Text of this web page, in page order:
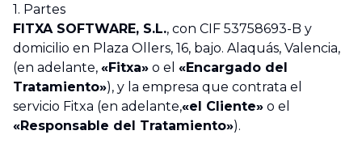
1. Partes
FITXA SOFTWARE, S.L., con CIF 53758693-B y
domicilio en Plaza Ollers, 16, bajo. Alaquás, Valencia,
(en adelante, «Fitxa» o el «Encargado del
Tratamiento»), y la empresa que contrata el
servicio Fitxa (en adelante,«el Cliente» o el
«Responsable del Tratamiento»).